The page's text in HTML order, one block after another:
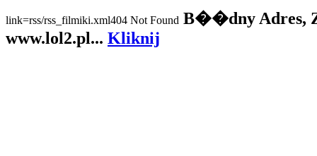
link=rss/rss_filmiki.xml404 Not Found B��dny Adres,
www.lol2.pl... Kliknij